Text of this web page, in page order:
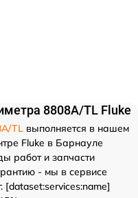
8808A/TL Fluke
TL выполняется в нашем
Fluke в Барнауле
работ и запчасти
- мы в сервисе
[dataset:services:name]